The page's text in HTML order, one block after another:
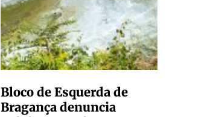
Bloco de Esquerda de
Bragança denuncia